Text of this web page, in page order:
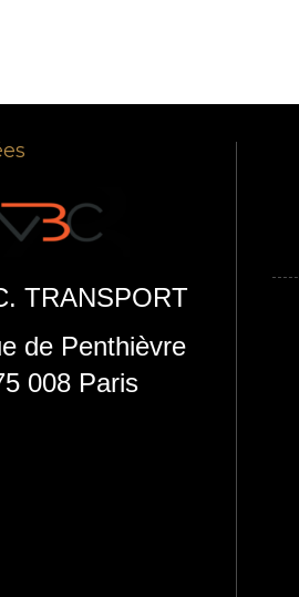
TRANSPORT
de Penthièvre
008 Paris